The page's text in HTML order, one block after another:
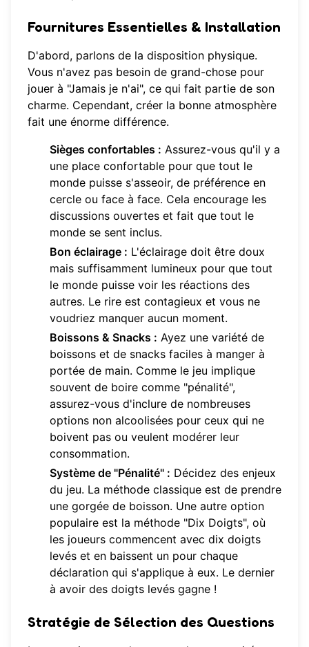
Fournitures Essentielles & Installation
D'abord, parlons de la disposition physique.
Vous n'avez pas besoin de grand-chose pour
jouer à "Jamais je n'ai", ce qui fait partie de son
charme. Cependant, créer la bonne atmosphère
fait une énorme différence.
Sièges confortables : Assurez-vous qu'il y a
une place confortable pour que tout le
monde puisse s'asseoir, de préférence en
cercle ou face à face. Cela encourage les
discussions ouvertes et fait que tout le
monde se sent inclus.
Bon éclairage : L'éclairage doit être doux
mais suffisamment lumineux pour que tout
le monde puisse voir les réactions des
autres. Le rire est contagieux et vous ne
voudriez manquer aucun moment.
Boissons & Snacks : Ayez une variété de
boissons et de snacks faciles à manger à
portée de main. Comme le jeu implique
souvent de boire comme "pénalité",
assurez-vous d'inclure de nombreuses
options non alcoolisées pour ceux qui ne
boivent pas ou veulent modérer leur
consommation.
Système de "Pénalité" : Décidez des enjeux
du jeu. La méthode classique est de prendre
une gorgée de boisson. Une autre option
populaire est la méthode "Dix Doigts", où
les joueurs commencent avec dix doigts
levés et en baissent un pour chaque
déclaration qui s'applique à eux. Le dernier
à avoir des doigts levés gagne !
Stratégie de Sélection des Questions